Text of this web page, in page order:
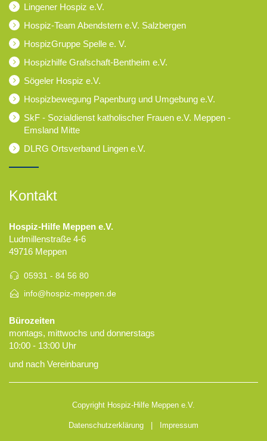
Lingener Hospiz e.V.
Hospiz-Team Abendstern e.V. Salzbergen
HospizGruppe Spelle e. V.
Hospizhilfe Grafschaft-Bentheim e.V.
Sögeler Hospiz e.V.
Hospizbewegung Papenburg und Umgebung e.V.
SkF - Sozialdienst katholischer Frauen e.V. Meppen -
Emsland Mitte
DLRG Ortsverband Lingen e.V.
Kontakt
Hospiz-Hilfe Meppen e.V.
Ludmillenstraße 4-6
49716 Meppen
05931 - 84 56 80
info@hospiz-meppen.de
Bürozeiten
montags, mittwochs und donnerstags
10:00 - 13:00 Uhr
und nach Vereinbarung
Copyright Hospiz-Hilfe Meppen e.V.
Datenschutzerklärung | Impressum